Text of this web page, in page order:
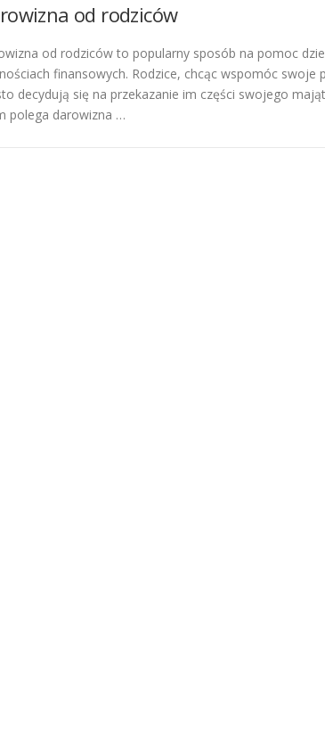
od rodziców
od rodziców to popularny sposób na pomoc
finansowych. Rodzice, chcąc wspomóc swoje
decydują się na przekazanie im części swojego
polega darowizna …